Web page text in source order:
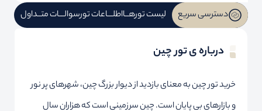
دسترسی سریع لیست تورهــااطلـــاعات تورسوالـــات متــداول
درباره ی تور چین
خرید تور چین به معنای بازدید از دیوار بزرگ چین، شهرهای پر نور
و بازارهای بی پایان است. چین سرزمینی است که هزاران سال